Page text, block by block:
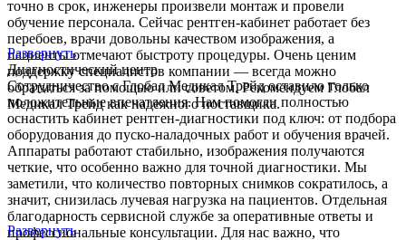
точно в срок, инженеры произвели монтаж и провели
обучение персонала. Сейчас рентген-кабинет работает без
перебоев, врачи довольны качеством изображения, а
пациенты отмечают быстроту процедуры. Очень ценим
поддержку специалистов компании — всегда можно
обратиться за помощью или советом. Рекомендуем Глобал
Медикал Трейд как надежного поставщика.
Развернуть
Диагностический центр
Сотрудничество с Глобал Медикал Трейд оставило только
положительные впечатления. Нам помогли полностью
оснастить кабинет рентген-диагностики под ключ: от подбора
оборудования до пуско-наладочных работ и обучения врачей.
Аппараты работают стабильно, изображения получаются
четкие, что особенно важно для точной диагностики. Мы
заметили, что количество повторных снимков сократилось, а
значит, снизилась лучевая нагрузка на пациентов. Отдельная
благодарность сервисной службе за оперативные ответы и
профессиональные консультации. Для нас важно, что
Развернуть